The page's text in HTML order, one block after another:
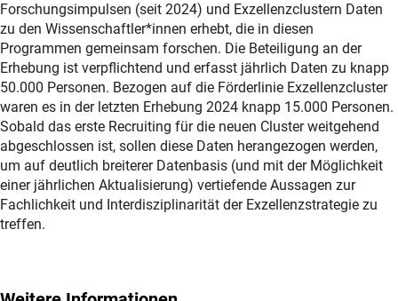
Forschungsimpulsen (seit 2024) und Exzellenzclustern Daten
zu den Wissenschaftler*innen erhebt, die in diesen
Programmen gemeinsam forschen. Die Beteiligung an der
Erhebung ist verpflichtend und erfasst jährlich Daten zu knapp
50.000 Personen. Bezogen auf die Förderlinie Exzellenzcluster
waren es in der letzten Erhebung 2024 knapp 15.000 Personen.
Sobald das erste Recruiting für die neuen Cluster weitgehend
abgeschlossen ist, sollen diese Daten herangezogen werden,
um auf deutlich breiterer Datenbasis (und mit der Möglichkeit
einer jährlichen Aktualisierung) vertiefende Aussagen zur
Fachlichkeit und Interdisziplinarität der Exzellenzstrategie zu
treffen.